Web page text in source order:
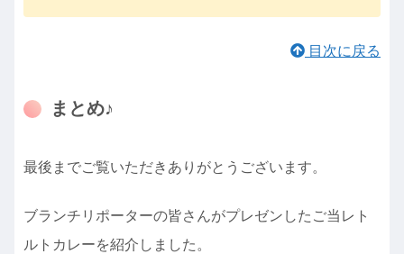
目次に戻る
まとめ♪
最後までご覧いただきありがとうございます。
ブランチリポーターの皆さんがプレゼンしたご当レト
ルトカレーを紹介しました。